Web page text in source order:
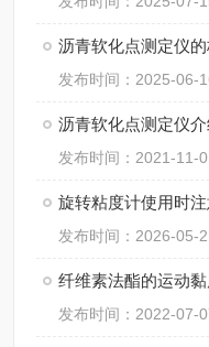
沥青软化点测定仪
发布时间：2025-06-
沥青软化点测定仪
发布时间：2021-11-
旋转粘度计使用时
发布时间：2026-05-
纤维素法酯的运动
发布时间：2022-07-